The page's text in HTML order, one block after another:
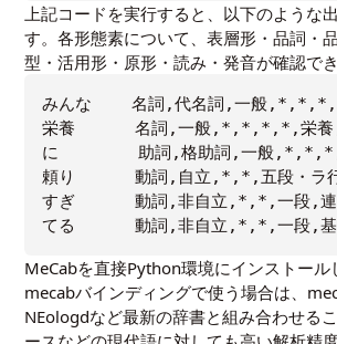
上記コードを実行すると、以下のような
す。各形態素について、表層形・品詞・
型・活用形・原形・読み・発音が確認でき
みんな    名詞,代名詞,一般,*,*,*,
栄養      名詞,一般,*,*,*,*,栄養,エ
に        助詞,格助詞,一般
頼り      動詞,自立,*,*,五段・ラ
すぎ      動詞,非自立,*,*,一段,連
MeCabを直接Python環境にインストー
mecabバインディングで使う場合は、
NEologdなど最新の辞書と組み合わせる